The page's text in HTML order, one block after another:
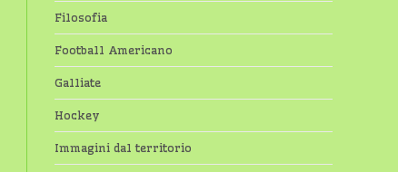
Filosofia
Football Americano
Galliate
Hockey
Immagini dal territorio